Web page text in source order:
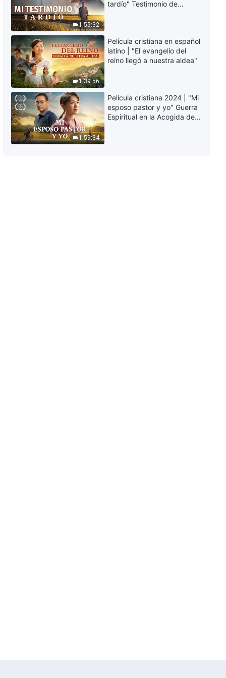
1:55:32
tardío" Testimonio de
1:39:56
Película cristiana en español
latino | "El evangelio del
reino llegó a nuestra aldea"
1:59:34
Película cristiana 2024 | "Mi
esposo pastor y yo" Guerra
Espiritual en la Acogida del